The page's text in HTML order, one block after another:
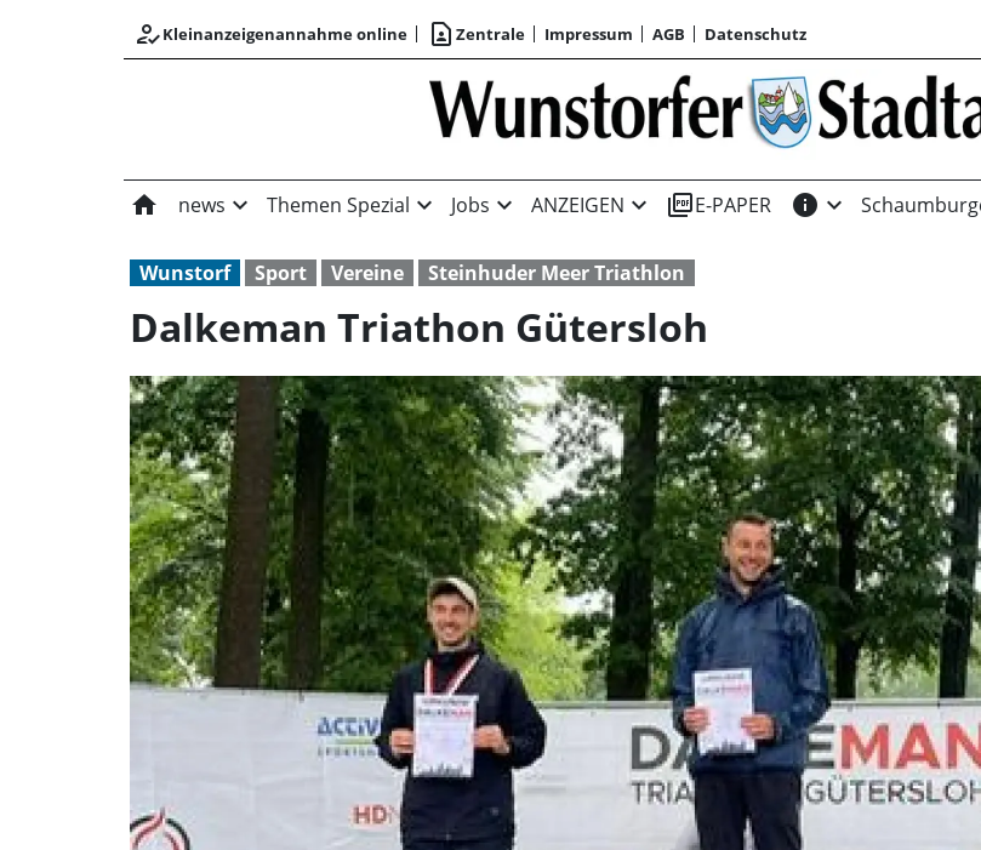
how_to_regKleinanzeigenannahme online contact_page Zentrale Impressum AGB Datenschutz
home news expand_more Themen Spezial expand_more Jobs expand_more ANZEIGEN expand_more picture_as_pdfE-PAPER info expand_more
Wunstorf Sport Vereine Steinhuder Meer Triathlon
Dalkeman Triathon Gütersloh